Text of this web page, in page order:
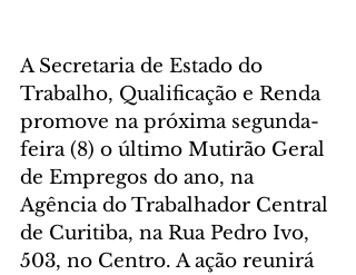
A Secretaria de Estado do
Trabalho, Qualificação e Renda
promove na próxima segunda-
feira (8) o último Mutirão Geral
de Empregos do ano, na
Agência do Trabalhador Central
de Curitiba, na Rua Pedro Ivo,
503, no Centro. A ação reunirá